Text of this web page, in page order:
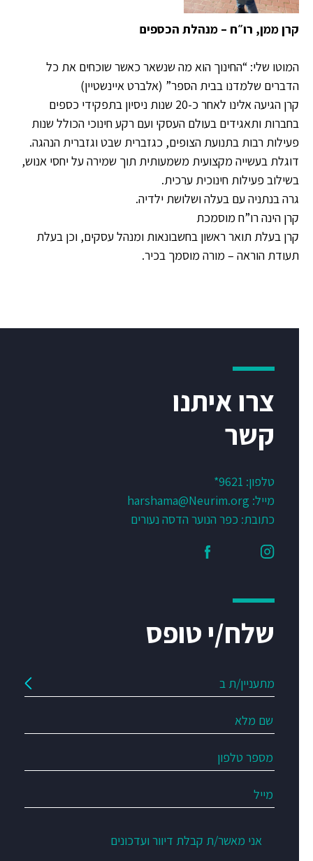
קרן ממן, רו״ח – מנהלת הכספים
המוטו שלי: “החינוך הוא מה שנשאר כאשר שוכחים את כל
הדברים שלמדנו בבית הספר” (אלברט איינשטיין)
קרן הגיעה אלינו לאחר כ-20 שנות ניסיון בתפקידי כספים
בחברות ותאגידים בעולם העסקי ועם רקע חינוכי הכולל שנות
פעילות רבות בתנועת הצופים, כגזברית שבט וגזברית הנהגה.
דוגלת בעשייה מקצועית משמעותית תוך שמירה על יחסי אנוש,
בשילוב פעילות חינוכית ערכית.
גרה בנתניה עם בעלה ושלושת ילדיה.
קרן הינה רו”ח מוסמכת
קרן בעלת תואר ראשון בחשבונאות ומנהל עסקים, וכן בעלת
תעודת הוראה – מורה מוסמך בכיר.
צרו איתנו
קשר
טלפון: 9621*
מייל: harshama@Neurim.org
כתובת: כפר הנוער הדסה נעורים
שלח/י טופס
אני מאשר/ת קבלת דיוור ועדכונים